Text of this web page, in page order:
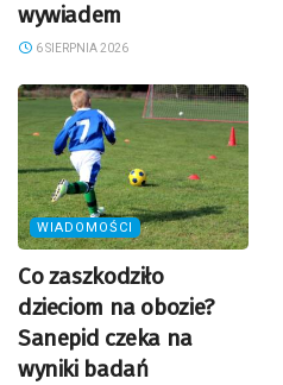
wywiadem
6 SIERPNIA 2026
WIADOMOŚCI
Co zaszkodziło
dzieciom na obozie?
Sanepid czeka na
wyniki badań